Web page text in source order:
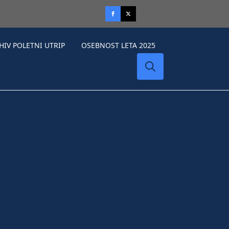
POLETNI UTRIP OSEBNOST LETA 2025